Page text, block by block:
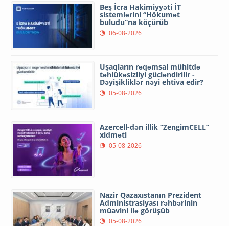
Beş İcra Hakimiyyəti İT
sistemlərini “Hökumət
buludu”na köçürüb
06-08-2026
Uşaqların rəqəmsal mühitdə
təhlükəsizliyi gücləndirilir -
Dəyişikliklər nəyi ehtiva edir?
05-08-2026
Azercell-dən illik “ZengimCELL”
xidməti
05-08-2026
Nazir Qazaxıstanın Prezident
Administrasiyası rəhbərinin
müavini ilə görüşüb
05-08-2026